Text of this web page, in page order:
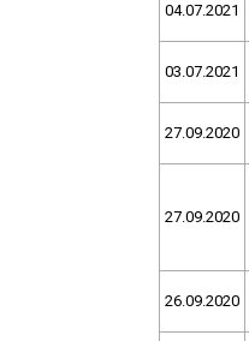
04.07.2021
03.07.2021
27.09.2020
27.09.2020
26.09.2020